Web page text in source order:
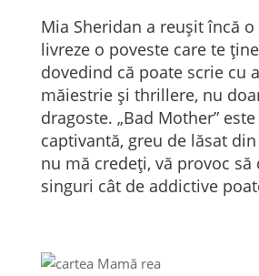
Mia Sheridan a reușit încă o
livreze o poveste care te
dovedind că poate scrie cu
măiestrie și thrillere, nu
dragoste. „Bad Mother”
captivantă, greu de lăsat
nu mă credeți, vă provoc să
singuri cât de addictive